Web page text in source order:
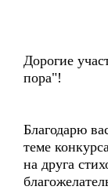
Дорогие
пора"!
Благодарю
теме
на друга